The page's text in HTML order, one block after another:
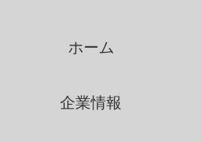
ホーム
企業情報